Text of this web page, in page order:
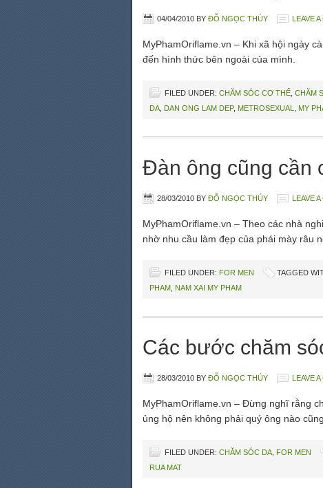
04/04/2010 BY ĐỖ NGỌC THÚY LEAVE
MyPhamOriflame.vn – Khi xã hội ngày
đến hình thức bên ngoài của mình.
FILED UNDER: CHĂM SÓC CƠ THỂ CHĂM
DA DAN ONG LAM DEP, METROSEXUAL MY
Đàn ông cũng cần
28/03/2010 BY ĐỖ NGỌC THÚY LEAVE
MyPhamOriflame.vn – Theo các nhà
nhờ nhu cầu làm đẹp của phái mày râu
FILED UNDER: FOR MEN TAGGED
PHAM NAM XAI MY PHAM
Các bước chăm
28/03/2010 BY ĐỖ NGỌC THÚY LEAVE
MyPhamOriflame.vn – Đừng nghĩ rằng
ủng hộ nên không phải quý ông nào
FILED UNDER: CHĂM SÓC DA FOR MEN
RUA MAT